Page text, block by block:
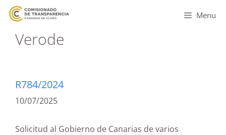
Menu
Verode
R784/2024
10/07/2025
Solicitud al Gobierno de Canarias de varios